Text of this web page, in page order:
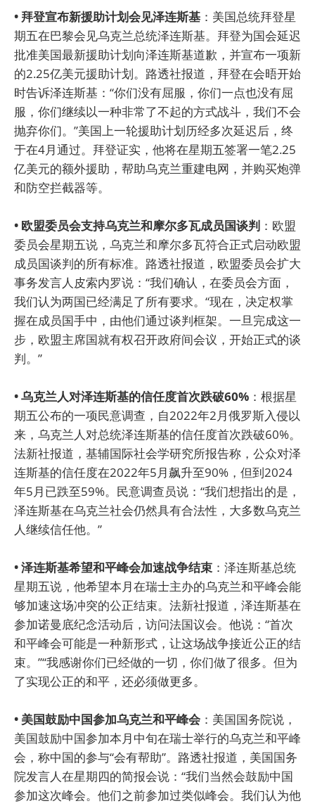
• 拜登宣布新援助计划会见泽连斯基 ：美国总统拜登星
期五在巴黎会见乌克兰总统泽连斯基。拜登为国会延迟
批准美国最新援助计划向泽连斯基道歉，并宣布一项新
的2.25亿美元援助计划。路透社报道，拜登在会晤开始
时告诉泽连斯基：“你们没有屈服，你们一点也没有屈
服，你们继续以一种非常了不起的方式战斗，我们不会
抛弃你们。”美国上一轮援助计划历经多次延迟后，终
于在4月通过。拜登证实，他将在星期五签署一笔2.25
亿美元的额外援助，帮助乌克兰重建电网，并购买炮弹
和防空拦截器等。
• 欧盟委员会支持乌克兰和摩尔多瓦成员国谈判 ：欧盟
委员会星期五说，乌克兰和摩尔多瓦符合正式启动欧盟
成员国谈判的所有标准。路透社报道，欧盟委员会扩大
事务发言人皮索内罗说：“我们确认，在委员会方面，
我们认为两国已经满足了所有要求。“现在，决定权掌
握在成员国手中，由他们通过谈判框架。一旦完成这一
步，欧盟主席国就有权召开政府间会议，开始正式的谈
判。”
• 乌克兰人对泽连斯基的信任度首次跌破60% ：根据星
期五公布的一项民意调查，自2022年2月俄罗斯入侵以
来，乌克兰人对总统泽连斯基的信任度首次跌破60%。
法新社报道，基辅国际社会学研究所报告称，公众对泽
连斯基的信任度在2022年5月飙升至90%，但到2024
年5月已跌至59%。民意调查员说：“我们想指出的是，
泽连斯基在乌克兰社会仍然具有合法性，大多数乌克兰
人继续信任他。”
• 泽连斯基希望和平峰会加速战争结束 ：泽连斯基总统
星期五说，他希望本月在瑞士主办的乌克兰和平峰会能
够加速这场冲突的公正结束。法新社报道，泽连斯基在
参加诺曼底纪念活动后，访问法国议会。他说：“首次
和平峰会可能是一种新形式，让这场战争接近公正的结
束。”“我感谢你们已经做的一切，你们做了很多。但为
了实现公正的和平，还必须做更多。
• 美国鼓励中国参加乌克兰和平峰会 ：美国国务院说，
美国鼓励中国参加本月中旬在瑞士举行的乌克兰和平峰
会，称中国的参与“会有帮助”。路透社报道，美国国务
院发言人在星期四的简报会说：“我们当然会鼓励中国
参加这次峰会。他们之前参加过类似峰会。我们认为他